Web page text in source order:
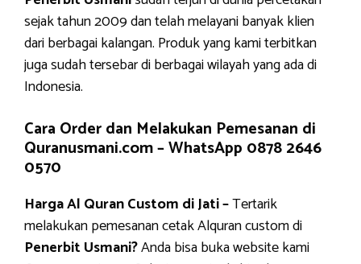
sejak tahun 2009 dan telah melayani banyak klien
dari berbagai kalangan. Produk yang kami terbitkan
juga sudah tersebar di berbagai wilayah yang ada di
Indonesia.
Cara Order dan Melakukan Pemesanan di
Quranusmani.com –WhatsApp 0878 2646
0570
Harga Al Quran Custom di Jati –Tertarik
melakukan pemesanan cetak Alquran custom di
Penerbit Usmani?Anda bisa buka website kami